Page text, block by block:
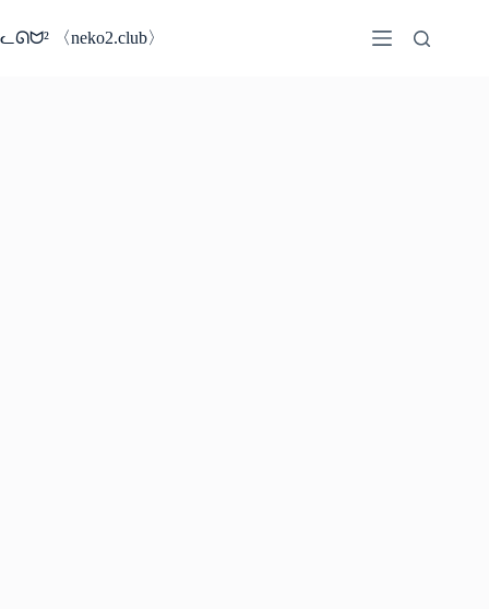
ン
ᓚᘏᗢ² 〈neko2.club〉